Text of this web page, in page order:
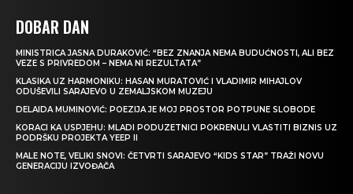
DOBAR DAN
MINISTRICA JASNA DURAKOVIĆ: “BEZ ZNANJA NEMA BUDUĆNOSTI, ALI BEZ
VEZE S PRIVREDOM – NEMA NI REZULTATA”
KLASIKA UZ HARMONIKU: HASAN MURATOVIĆ I VLADIMIR MIHAJLOV
ODUŠEVILI SARAJEVO U ZEMALJSKOM MUZEJU
DELAIDA MUMINOVIĆ: POEZIJA JE MOJ PROSTOR POTPUNE SLOBODE
KORACI KA USPJEHU: MLADI PODUZETNICI POKRENULI VLASTITI BIZNIS UZ
PODRŠKU PROJEKTA YEEP II
MALE NOTE, VELIKI SNOVI: ČETVRTI SARAJEVO “KIDS STAR” TRAŽI NOVU
GENERACIJU IZVOĐAČA